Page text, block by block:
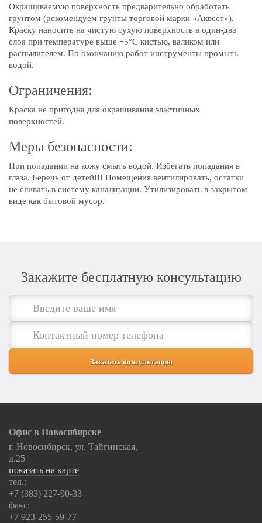
Окрашиваемую поверхность предварительно обработать
грунтом (рекомендуем грунты торговой марки «Аквест»).
Краску наносить на чистую сухую поверхность в один-два
слоя при температуре выше +5°С кистью, валиком или
распылителем. По окончанию работ инструменты промыть
водой.
Ограничения:
Краска не пригодна для окрашивания эластичных
поверхностей.
Меры безопасности:
При попадании на кожу смыть водой. Избегать попадания в
глаза. Беречь от детей!!! Помещения вентилировать, остатки
не сливать в систему канализации. Утилизировать в закрытом
виде как бытовой мусор.
Закажите бесплатную консультацию
Офис в Новосибирске
г. Новосибирск, ул. Тайгинская,
д.25
показать на карте
тел.:
+7 (383) 227-90-33
факс:
+7 923-255-59-77